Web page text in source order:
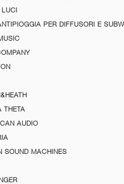
LUCI
PER DIFFUSORI E
THETA
AUDIO
SOUND MACHINES